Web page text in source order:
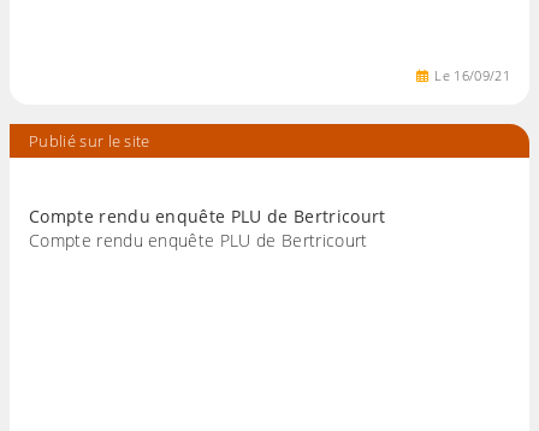
Le 16/09/21
Publié sur le site
Compte rendu enquête PLU de Bertricourt
Compte rendu enquête PLU de Bertricourt